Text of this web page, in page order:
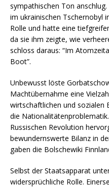
sympathischen Ton
im ukrainischen Tschernobyl
Rolle und hatte eine
da sie ihm zeigte, wie
schloss daraus: “Im
Boot”.
Unbewusst löste
Machtübernahme eine
wirtschaftlichen und sozialen
die
Russischen Revolution
bewundernswerte Bilanz in
gaben die Bolschewiki
Selbst der Staatsapparat
widersprüchliche Rolle.